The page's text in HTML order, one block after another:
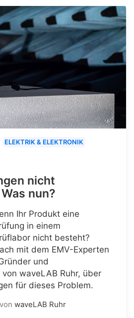
ELEKTRIK & ELEKTRONIK
nicht
nun?
Ihr Produkt eine
in einem
nicht besteht?
mit dem EMV-Experten
und
waveLAB Ruhr, über
für dieses Problem.
von waveLAB Ruhr